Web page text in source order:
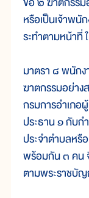
หรือเป็นเจ้าพนั
ระทำตามหน้าที่
มาตรา ๘ พนัก
ฆาตกรรมอย่าง
กรมการอำเภอ
ประธาน ๑ กับก
ประจำตำบลหรื
พร้อมกัน ๓ คน
ตามพระราชบั